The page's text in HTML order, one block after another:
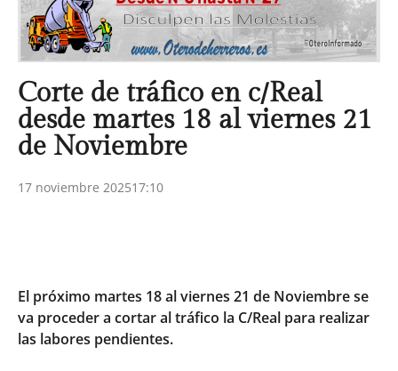
Corte de tráfico en c/Real
desde martes 18 al viernes 21
de Noviembre
17 noviembre 202517:10
El próximo martes 18 al viernes 21 de Noviembre se
va proceder a cortar al tráfico la C/Real para realizar
las labores pendientes.